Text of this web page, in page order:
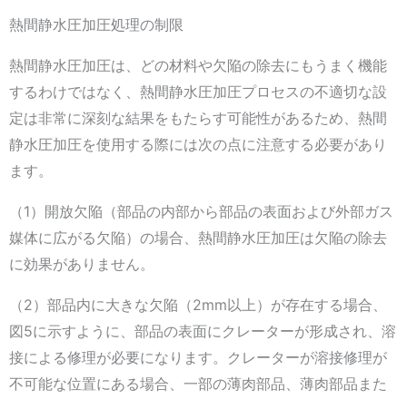
熱間静水圧加圧処理の制限
熱間静水圧加圧は、どの材料や欠陥の除去にもうまく機能
するわけではなく、熱間静水圧加圧プロセスの不適切な設
定は非常に深刻な結果をもたらす可能性があるため、熱間
静水圧加圧を使用する際には次の点に注意する必要があり
ます。
（1）開放欠陥（部品の内部から部品の表面および外部ガス
媒体に広がる欠陥）の場合、熱間静水圧加圧は欠陥の除去
に効果がありません。
（2）部品内に大きな欠陥（2mm以上）が存在する場合、
図5に示すように、部品の表面にクレーターが形成され、溶
接による修理が必要になります。クレーターが溶接修理が
不可能な位置にある場合、一部の薄肉部品、薄肉部品また